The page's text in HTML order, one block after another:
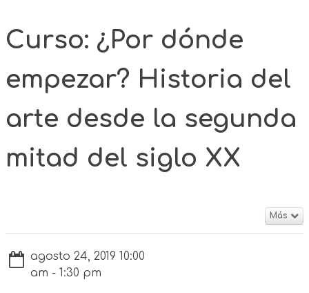
Curso: ¿Por dónde
empezar? Historia del
arte desde la segunda
mitad del siglo XX
Más
agosto 24, 2019 10:00
am - 1:30 pm